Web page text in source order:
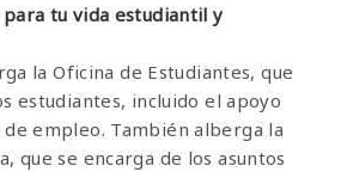
tu vida estudiantil y
la Oficina de Estudiantes, que
estudiantes, incluido el apoyo
de empleo. También alberga la
que se encarga de los asuntos